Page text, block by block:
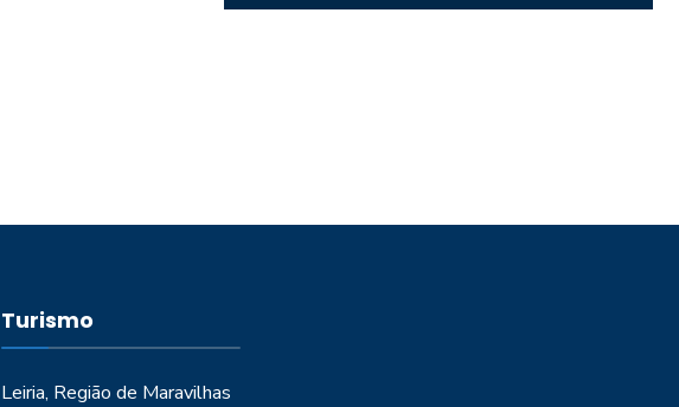
Turismo
Leiria, Região de Maravilhas